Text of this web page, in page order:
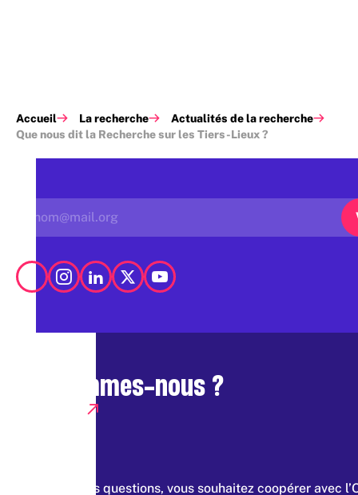
Accueil La recherche
Actualités de la recherche
Que nous dit la Recherche sur les Tiers-Lieux ?
Qui sommes-nous ?
Vous avez des questions, vous souhaitez coopérer avec